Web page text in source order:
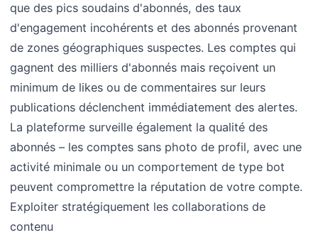
que des pics soudains d'abonnés, des taux
d'engagement incohérents et des abonnés provenant
de zones géographiques suspectes. Les comptes qui
gagnent des milliers d'abonnés mais reçoivent un
minimum de likes ou de commentaires sur leurs
publications déclenchent immédiatement des alertes.
La plateforme surveille également la qualité des
abonnés – les comptes sans photo de profil, avec une
activité minimale ou un comportement de type bot
peuvent compromettre la réputation de votre compte.
Exploiter stratégiquement les collaborations de
contenu